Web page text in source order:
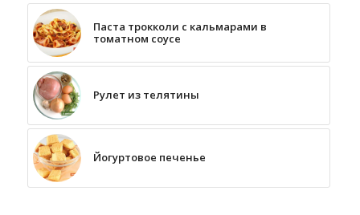
Паста трокколи с кальмарами в
томатном соусе
Рулет из телятины
Йогуртовое печенье